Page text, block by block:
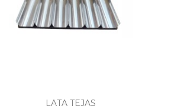
LATA TEJAS